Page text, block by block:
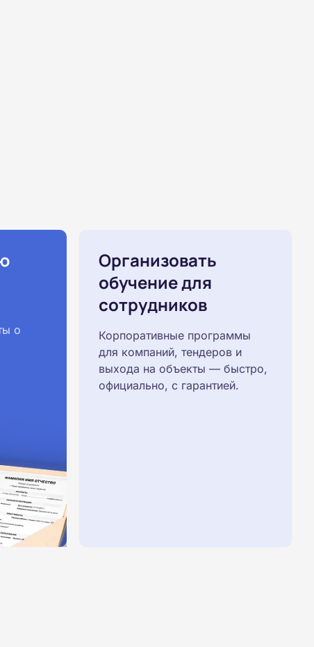
о
Организовать
обучение для
сотрудников
Корпоративные программы
для компаний, тендеров и
выхода на объекты — быстро,
официально, с гарантией.